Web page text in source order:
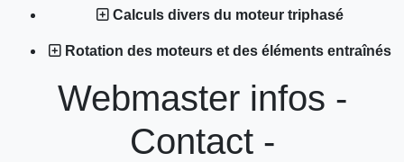
Calculs divers du moteur triphasé
Rotation des moteurs et des éléments entraînés
Webmaster infos -
Contact -